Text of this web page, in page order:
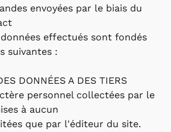
envoyées par le biais du
effectués sont fondés
suivantes :
DONNÉES A DES TIERS
personnel collectées par le
à aucun
que par l'éditeur du site.